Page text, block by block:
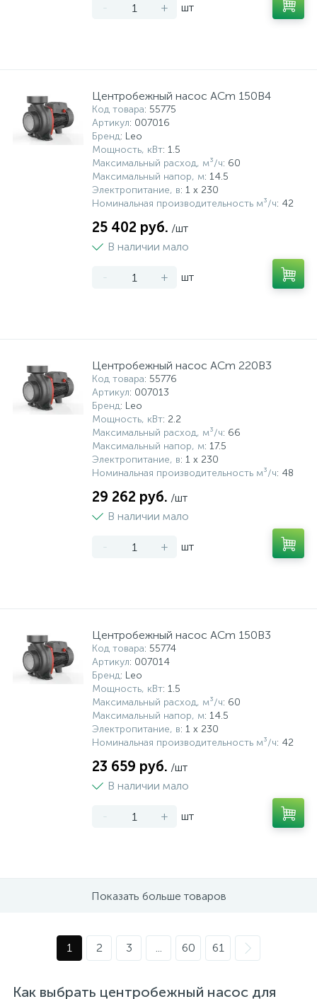
- + шт
Центробежный насос ACm 150B4
Код товара: 55775
Артикул: 007016
Бренд: Leo
Мощность, кВт: 1.5
Максимальный расход, м³/ч: 60
Максимальный напор, м: 14.5
Электропитание, в: 1 x 230
Номинальная производительность м³/ч: 42
25 402 руб. /шт
В наличии мало
- + шт
Центробежный насос ACm 220B3
Код товара: 55776
Артикул: 007013
Бренд: Leo
Мощность, кВт: 2.2
Максимальный расход, м³/ч: 66
Максимальный напор, м: 17.5
Электропитание, в: 1 x 230
Номинальная производительность м³/ч: 48
29 262 руб. /шт
В наличии мало
- + шт
Центробежный насос ACm 150B3
Код товара: 55774
Артикул: 007014
Бренд: Leo
Мощность, кВт: 1.5
Максимальный расход, м³/ч: 60
Максимальный напор, м: 14.5
Электропитание, в: 1 x 230
Номинальная производительность м³/ч: 42
23 659 руб. /шт
В наличии мало
- + шт
Показать больше товаров
1 2 3 ... 60 61
Как выбрать центробежный насос для